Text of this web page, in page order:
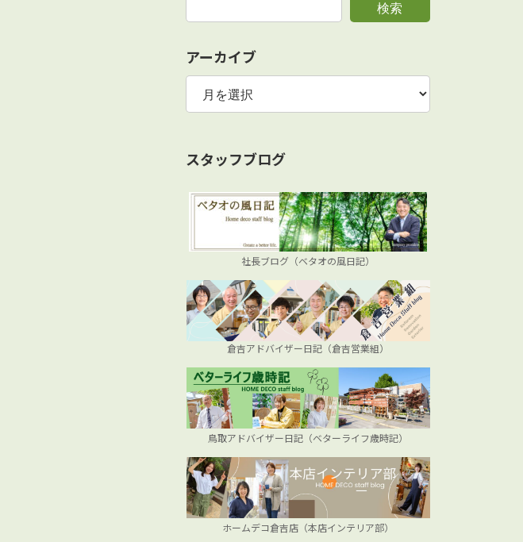
検索
アーカイブ
ア
カ
ブ
スタッフブログ
社長ブログ（ベタオの風日記）
倉吉アドバイザー日記（倉吉営業組）
鳥取アドバイザー日記（ベターライフ歳時記）
ホームデコ倉吉店（本店インテリア部）